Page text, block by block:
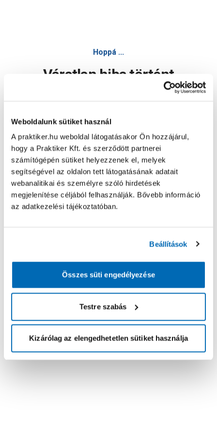
Weboldalunk sütiket használ
A praktiker.hu weboldal látogatásakor Ön hozzájárul,
hogy a Praktiker Kft. és szerződött partnerei
számítógépén sütiket helyezzenek el, melyek
segítségével az oldalon tett látogatásának adatait
webanalitikai és személyre szóló hirdetések
megjelenítése céljából felhasználják. Bővebb információ
az adatkezelési tájékoztatóban.
Beállítások
Összes süti engedélyezése
Testre szabás
Kizárólag az elengedhetetlen sütiket használja
Hoppá ...
Váratlan hiba történt
Oldal újratöltése